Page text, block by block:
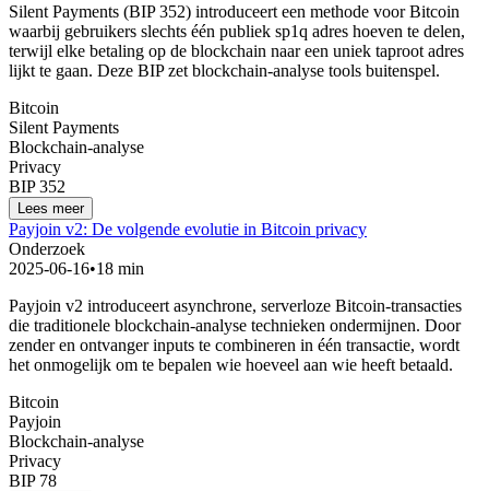
Silent Payments (BIP 352) introduceert een methode voor Bitcoin
waarbij gebruikers slechts één publiek sp1q adres hoeven te delen,
terwijl elke betaling op de blockchain naar een uniek taproot adres
lijkt te gaan. Deze BIP zet blockchain-analyse tools buitenspel.
Bitcoin
Silent Payments
Blockchain-analyse
Privacy
BIP 352
Lees meer
Payjoin v2: De volgende evolutie in Bitcoin privacy
Onderzoek
2025-06-16•18 min
Payjoin v2 introduceert asynchrone, serverloze Bitcoin-transacties
die traditionele blockchain-analyse technieken ondermijnen. Door
zender en ontvanger inputs te combineren in één transactie, wordt
het onmogelijk om te bepalen wie hoeveel aan wie heeft betaald.
Bitcoin
Payjoin
Blockchain-analyse
Privacy
BIP 78